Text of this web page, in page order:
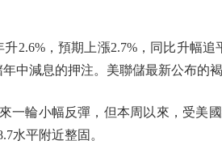
，預期上漲2.7%，同比升幅追
中減息的押注。美聯儲最新公布的
輪小幅反彈，但本周以來，受美
水平附近整固。